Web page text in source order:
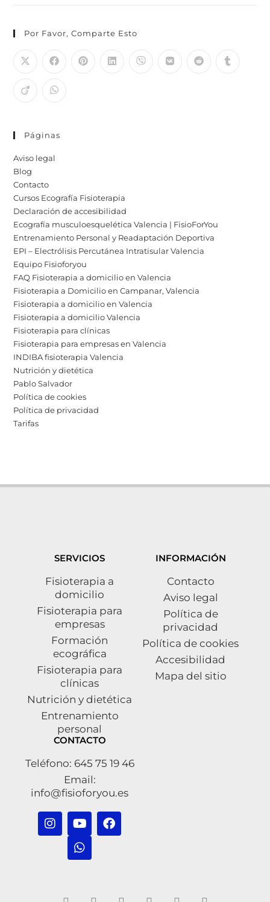
Por Favor, Comparte Esto
Páginas
Aviso legal
Blog
Contacto
Cursos Ecografía Fisioterapia
Declaración de accesibilidad
Ecografía musculoesquelética Valencia | FisioForYou
Entrenamiento Personal y Readaptación Deportiva
EPI – Electrólisis Percutánea Intratisular Valencia
Equipo Fisioforyou
FAQ Fisioterapia a domicilio en Valencia
Fisioterapia a Domicilio en Campanar, Valencia
Fisioterapia a domicilio en Valencia
Fisioterapia a domicilio Valencia
Fisioterapia para clínicas
Fisioterapia para empresas en Valencia
INDIBA fisioterapia Valencia
Nutrición y dietética
Pablo Salvador
Política de cookies
Política de privacidad
Tarifas
SERVICIOS
Fisioterapia a
domicilio
Fisioterapia para
empresas
Formación
ecográfica
Fisioterapia para
clínicas
Nutrición y dietética
Entrenamiento
personal
INFORMACIÓN
Contacto
Aviso legal
Política de
privacidad
Política de cookies
Accesibilidad
Mapa del sitio
CONTACTO
Teléfono: 645 75 19 46
Email:
info@fisioforyou.es